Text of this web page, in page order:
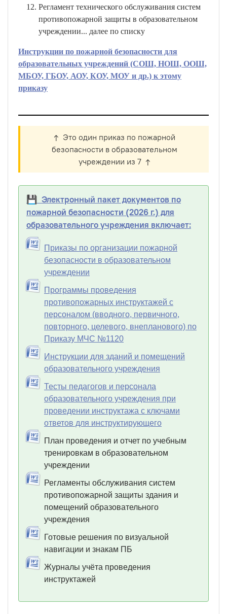
Регламент технического обслуживания систем
противопожарной защиты в образовательном
учреждении... далее по списку
Инструкции по пожарной безопасности для
образовательных учреждений (СОШ, НОШ, ООШ,
МБОУ, ГБОУ, АОУ, КОУ, МОУ и др.) к этому
приказу
↑ Это один приказ по пожарной
безопасности в образовательном
учреждении из 7 ↑
💾 Электронный пакет документов по
пожарной безопасности (2026 г.) для
образовательного учреждения включает:
Приказы по организации пожарной
безопасности в образовательном
учреждении
Программы проведения
противопожарных инструктажей с
персоналом (вводного, первичного,
повторного, целевого, внепланового) по
Приказу МЧС №1120
Инструкции для зданий и помещений
образовательного учреждения
Тесты педагогов и персонала
образовательного учреждения при
проведении инструктажа с ключами
ответов для инструктирующего
План проведения и отчет по учебным
тренировкам в образовательном
учреждении
Регламенты обслуживания систем
противопожарной защиты здания и
помещений образовательного
учреждения
Готовые решения по визуальной
навигации и знакам ПБ
Журналы учёта проведения
инструктажей